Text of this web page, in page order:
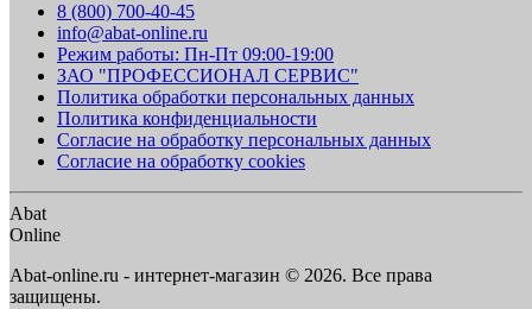
8 (800) 700-40-45
info@abat-online.ru
Режим работы: Пн-Пт 09:00-19:00
ЗАО "ПРОФЕССИОНАЛ СЕРВИС"
Политика обработки персональных данных
Политика конфиденциальности
Согласие на обработку персональных данных
Согласие на обработку cookies
Abat
Online
Abat-online.ru - интернет-магазин © 2026. Все права
защищены.